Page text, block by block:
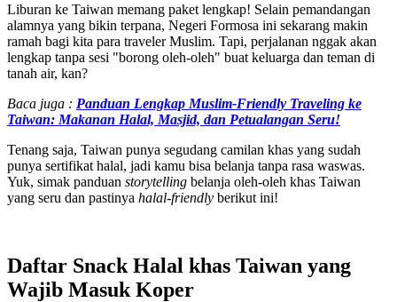
Liburan ke Taiwan memang paket lengkap! Selain pemandangan
alamnya yang bikin terpana, Negeri Formosa ini sekarang makin
ramah bagi kita para traveler Muslim. Tapi, perjalanan nggak akan
lengkap tanpa sesi "borong oleh-oleh" buat keluarga dan teman di
tanah air, kan?
Baca juga : Panduan Lengkap Muslim-Friendly Traveling ke
Taiwan: Makanan Halal, Masjid, dan Petualangan Seru!
Tenang saja, Taiwan punya segudang camilan khas yang sudah
punya sertifikat halal, jadi kamu bisa belanja tanpa rasa waswas.
Yuk, simak panduan storytelling belanja oleh-oleh khas Taiwan
yang seru dan pastinya halal-friendly berikut ini!
Daftar Snack Halal khas Taiwan yang
Wajib Masuk Koper